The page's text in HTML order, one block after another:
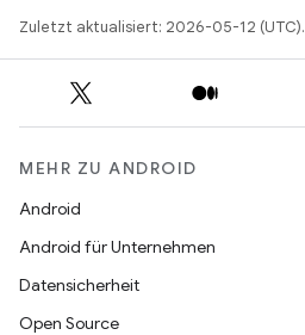
Zuletzt aktualisiert: 2026-05-12 (UTC).
MEHR ZU ANDROID
Android
Android für Unternehmen
Datensicherheit
Open Source